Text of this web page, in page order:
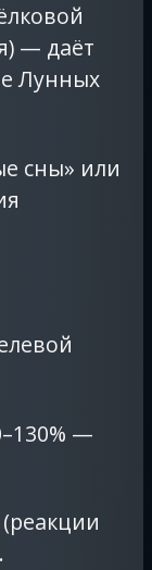
— даёт
Лунных
сны» или
—